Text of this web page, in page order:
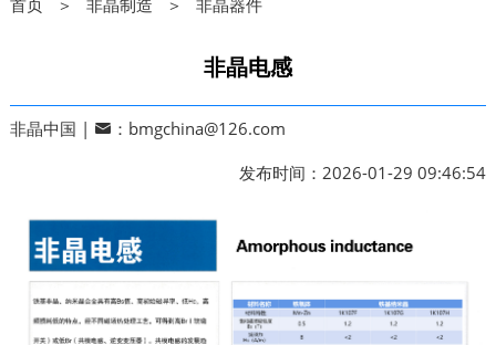
非晶电感
非晶中国 |
：bmgchina@126.com
发布时间：2026-01-29 09:46:54